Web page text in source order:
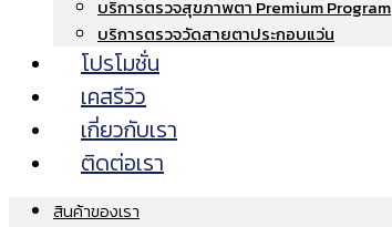
บริการตรวจสุขภาพตา Premium Program
บริการตรวจวัดสายตาประกอบแว่น
โปรโมชั่น
เคสรีวิว
เกี่ยวกับเรา
ติดต่อเรา
สินค้าของเรา